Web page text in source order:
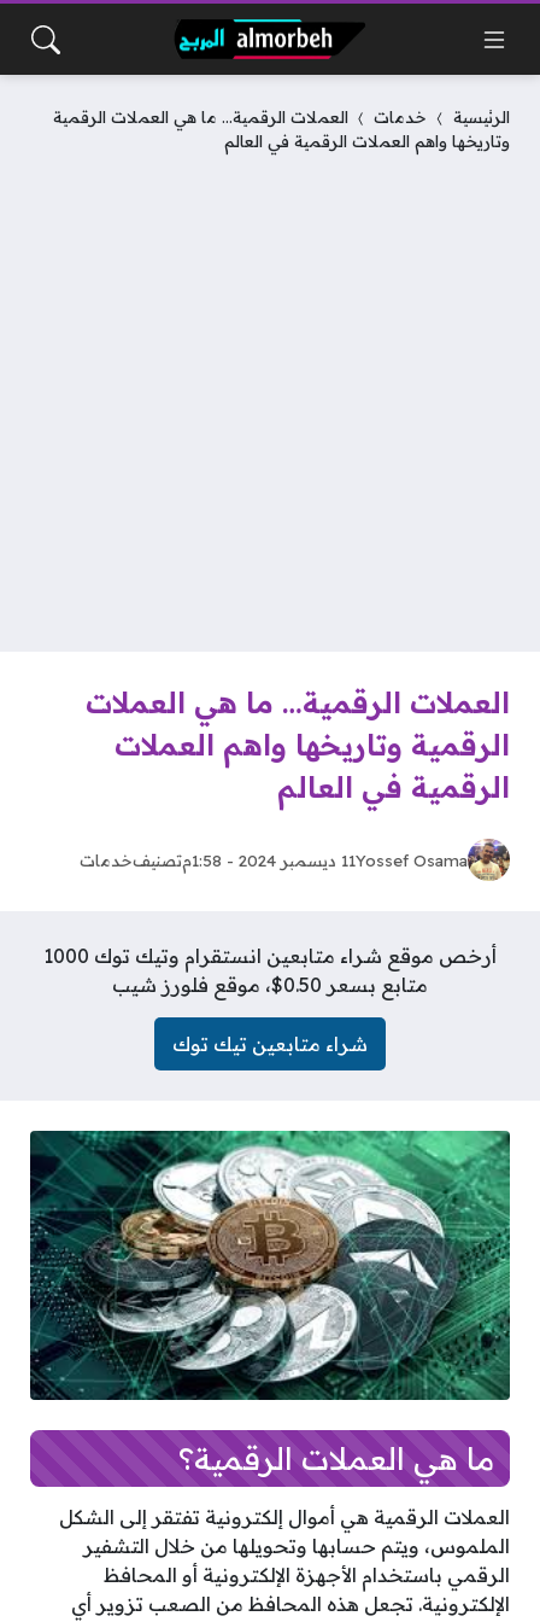
الرئيسية خدمات
العملات الرقمية… ما هي العملات الرقمية
وتاريخها واهم العملات الرقمية في العالم
العملات الرقمية… ما هي العملات
الرقمية وتاريخها واهم العملات
الرقمية في العالم
Yossef Osama11 ديسمبر 2024 - 1:58م تصنيفخدمات
أرخص موقع شراء متابعين انستقرام وتيك توك 1000
متابع بسعر 0.50$، موقع فلورز شيب
شراء متابعين تيك توك
ما هي العملات الرقمية؟
العملات الرقمية هي أموال إلكترونية تفتقر إلى الشكل
الملموس، ويتم حسابها وتحويلها من خلال التشفير
الرقمي باستخدام الأجهزة الإلكترونية أو المحافظ
الإلكترونية. تجعل هذه المحافظ من الصعب تزوير أي